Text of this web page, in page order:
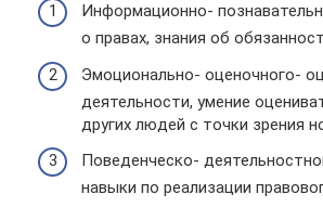
Информационно-
о правах, знания об
Эмоционально- оценочного-
деятельности, умение
других людей с точки зрения
Поведенческо-
навыки по реализации